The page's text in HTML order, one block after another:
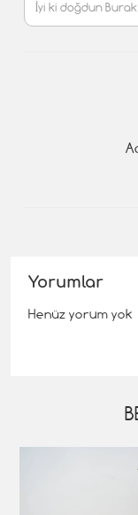
Yorumlar
Henüz yorum yok